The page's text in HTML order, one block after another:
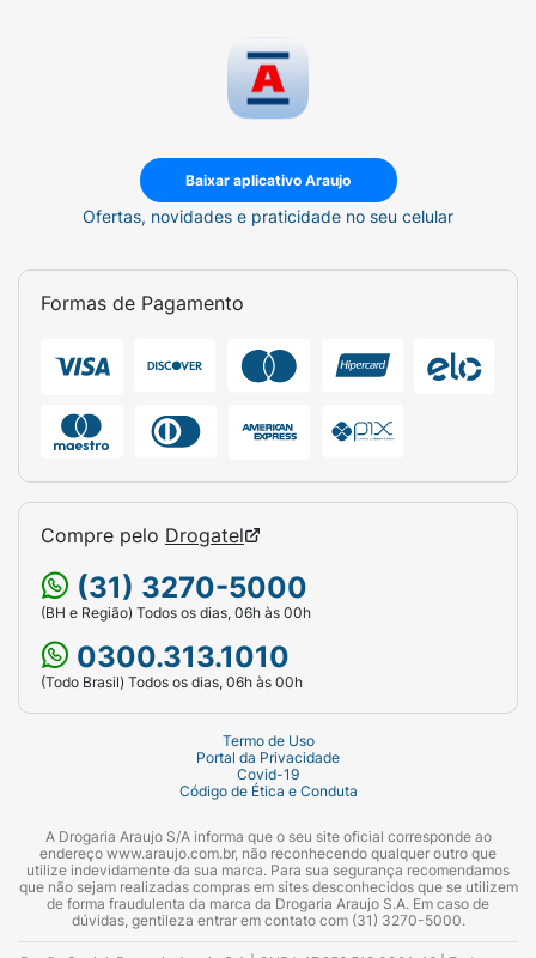
Baixar aplicativo Araujo
Ofertas, novidades e praticidade no seu celular
Formas de Pagamento
Compre pelo Drogatel
(31) 3270-5000
(BH e Região) Todos os dias, 06h às 00h
0300.313.1010
(Todo Brasil) Todos os dias, 06h às 00h
Termo de Uso
Portal da Privacidade
Covid-19
Código de Ética e Conduta
A Drogaria Araujo S/A informa que o seu site oficial corresponde ao
endereço www.araujo.com.br, não reconhecendo qualquer outro que
utilize indevidamente da sua marca. Para sua segurança recomendamos
que não sejam realizadas compras em sites desconhecidos que se utilizem
de forma fraudulenta da marca da Drogaria Araujo S.A. Em caso de
dúvidas, gentileza entrar em contato com (31) 3270-5000.